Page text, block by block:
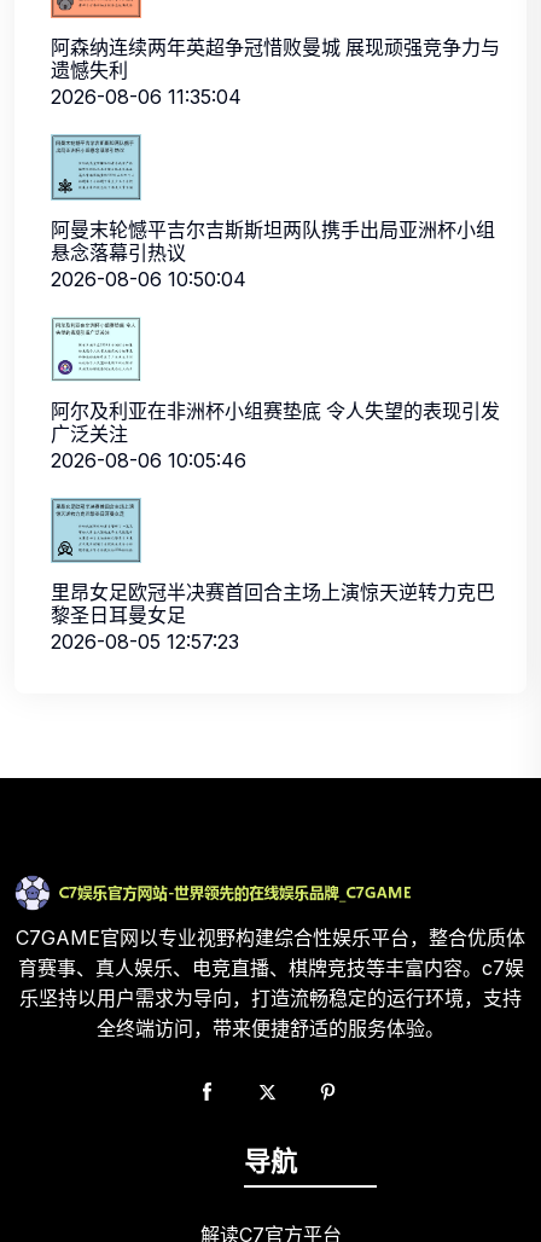
阿森纳连续两年英超争冠惜败曼城 展现顽强竞争力与
遗憾失利
2026-08-06 11:35:04
阿曼末轮憾平吉尔吉斯斯坦两队携手出局亚洲杯小组
悬念落幕引热议
2026-08-06 10:50:04
阿尔及利亚在非洲杯小组赛垫底 令人失望的表现引发
广泛关注
2026-08-06 10:05:46
里昂女足欧冠半决赛首回合主场上演惊天逆转力克巴
黎圣日耳曼女足
2026-08-05 12:57:23
C7GAME官网以专业视野构建综合性娱乐平台，整合优质体
育赛事、真人娱乐、电竞直播、棋牌竞技等丰富内容。c7娱
乐坚持以用户需求为导向，打造流畅稳定的运行环境，支持
全终端访问，带来便捷舒适的服务体验。
导航
解读C7官方平台